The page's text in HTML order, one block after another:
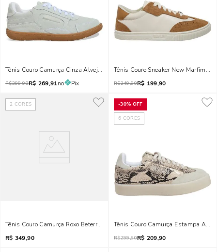
Tênis Couro Camurça Cinza Alvejado
R$299,90R$ 269,91no Pix
Tênis Couro Sneaker New Marfim E
R$249,90R$ 199,90
2 CORES
Tênis Couro Camurça Roxo Beterraba
R$ 349,90
-30% OFF
6 CORES
Tênis Couro Camurça Estampa
R$299,90R$ 209,90